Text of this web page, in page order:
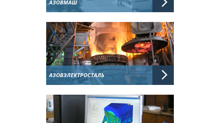
АЗОВМАШ
АЗОВЭЛЕКТРОСТАЛЬ